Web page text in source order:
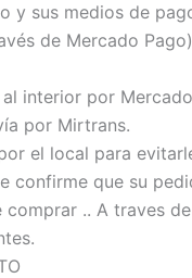
y sus medios de
de Mercado
interior por
por Mirtrans.
el local para
confirme que su
.. A traves